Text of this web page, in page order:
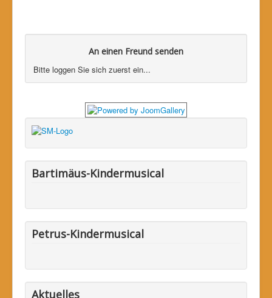
An einen Freund senden
Bitte loggen Sie sich zuerst ein...
Bartimäus-Kindermusical
Petrus-Kindermusical
Aktuelles